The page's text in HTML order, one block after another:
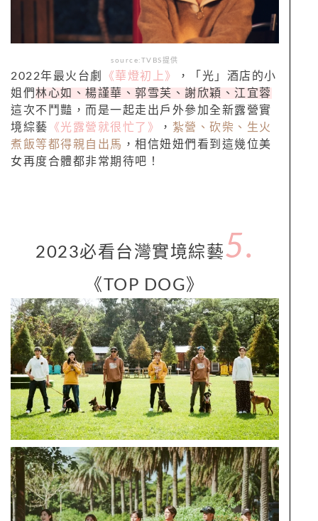
source:TVBS提供
2022年最火台劇 《華燈初上》
，「光」酒店的小
姐們林心如、楊謹華、郭雪芙、謝欣穎、江宜蓉
這次不鬥豔，而是一起走出戶外參加全新露營實
境綜藝 《光露營就很忙了》 ， 紮營、砍柴、生火
煮飯等都得親自出馬 ，相信妞妞們看到這幾位美
女再度合體都非常期待吧！
2023必看台灣實境綜藝5.
《TOP DOG》